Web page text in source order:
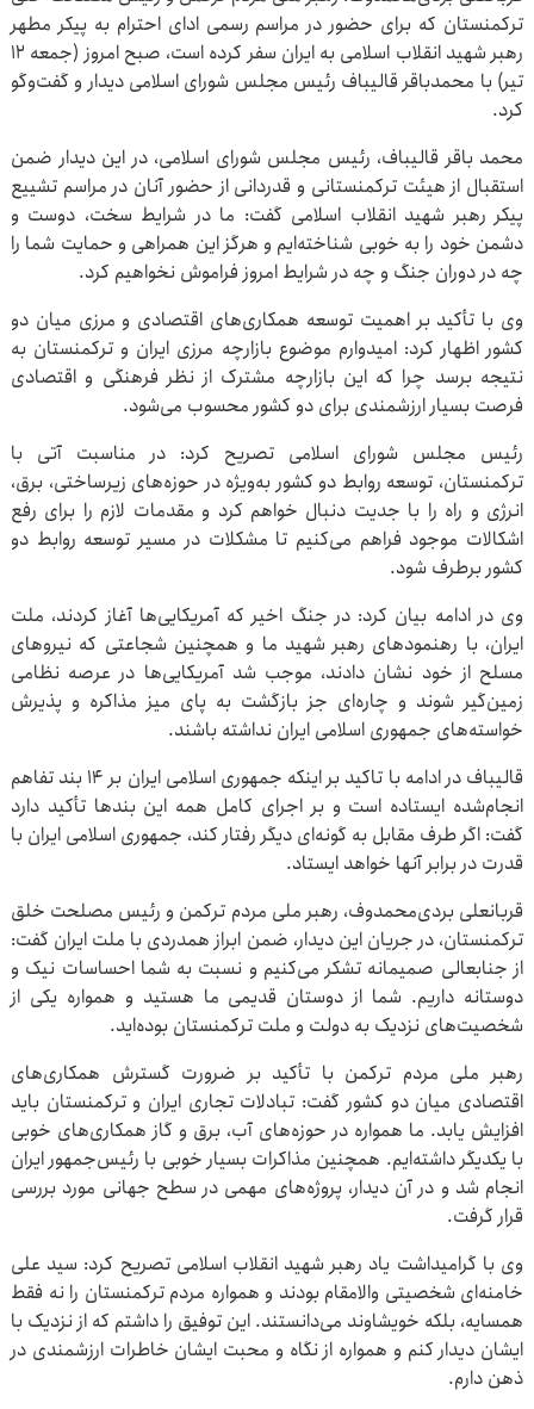
ترکمنستان که برای حضور در مراسم رسمی ادای احترام به پیکر مطهر
رهبر شهید انقلاب اسلامی به ایران سفر کرده است، صبح امروز (جمعه ۱۲
تیر) با محمدباقر قالیباف رئیس مجلس شورای اسلامی دیدار و گفت‌وگو
کرد.
محمد باقر قالیباف، رئیس مجلس شورای اسلامی، در این دیدار ضمن
استقبال از هیئت ترکمنستانی و قدردانی از حضور آنان در مراسم تشییع
پیکر رهبر شهید انقلاب اسلامی گفت: ما در شرایط سخت، دوست و
دشمن خود را به خوبی شناخته‌ایم و هرگز این همراهی و حمایت شما را
چه در دوران جنگ و چه در شرایط امروز فراموش نخواهیم کرد.
وی با تأکید بر اهمیت توسعه همکاری‌های اقتصادی و مرزی میان دو
کشور اظهار کرد: امیدوارم موضوع بازارچه مرزی ایران و ترکمنستان به
نتیجه برسد چرا که این بازارچه مشترک از نظر فرهنگی و اقتصادی
فرصت بسیار ارزشمندی برای دو کشور محسوب می‌شود.
رئیس مجلس شورای اسلامی تصریح کرد: در مناسبت آتی با
ترکمنستان، توسعه روابط دو کشور به‌ویژه در حوزه‌های زیرساختی، برق،
انرژی و راه را با جدیت دنبال خواهم کرد و مقدمات لازم را برای رفع
اشکالات موجود فراهم می‌کنیم تا مشکلات در مسیر توسعه روابط دو
کشور برطرف شود.
وی در ادامه بیان کرد: در جنگ اخیر که آمریکایی‌ها آغاز کردند، ملت
ایران، با رهنمودهای رهبر شهید ما و همچنین شجاعتی که نیروهای
مسلح از خود نشان دادند، موجب شد آمریکایی‌ها در عرصه نظامی
زمین‌گیر شوند و چاره‌ای جز بازگشت به پای میز مذاکره و پذیرش
خواسته‌های جمهوری اسلامی ایران نداشته باشند.
قالیباف در ادامه با تاکید بر اینکه جمهوری اسلامی ایران بر ۱۴ بند تفاهم
انجام‌شده ایستاده است و بر اجرای کامل همه این بندها تأکید دارد
گفت: اگر طرف مقابل به گونه‌ای دیگر رفتار کند، جمهوری اسلامی ایران با
قدرت در برابر آنها خواهد ایستاد.
قربانعلی بردی‌محمدوف، رهبر ملی مردم ترکمن و رئیس مصلحت خلق
ترکمنستان، در جریان این دیدار، ضمن ابراز همدردی با ملت ایران گفت:
از جنابعالی صمیمانه تشکر می‌کنیم و نسبت به شما احساسات نیک و
دوستانه داریم. شما از دوستان قدیمی ما هستید و همواره یکی از
شخصیت‌های نزدیک به دولت و ملت ترکمنستان بوده‌اید.
رهبر ملی مردم ترکمن با تأکید بر ضرورت گسترش همکاری‌های
اقتصادی میان دو کشور گفت: تبادلات تجاری ایران و ترکمنستان باید
افزایش یابد. ما همواره در حوزه‌های آب، برق و گاز همکاری‌های خوبی
با یکدیگر داشته‌ایم. همچنین مذاکرات بسیار خوبی با رئیس‌جمهور ایران
انجام شد و در آن دیدار، پروژه‌های مهمی در سطح جهانی مورد بررسی
قرار گرفت.
وی با گرامیداشت یاد رهبر شهید انقلاب اسلامی تصریح کرد: سید علی
خامنه‌ای شخصیتی والامقام بودند و همواره مردم ترکمنستان را نه فقط
همسایه، بلکه خویشاوند می‌دانستند. این توفیق را داشتم که از نزدیک با
ایشان دیدار کنم و همواره از نگاه و محبت ایشان خاطرات ارزشمندی در
ذهن دارم.